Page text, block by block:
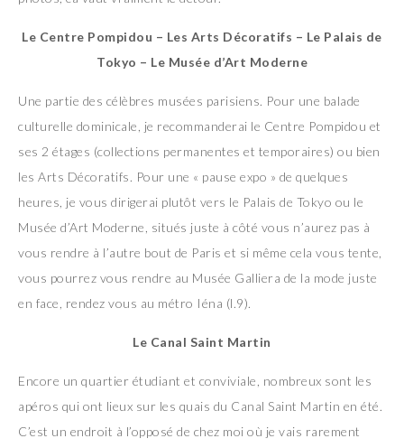
Le Centre Pompidou – Les Arts Décoratifs – Le Palais de
Tokyo – Le Musée d’Art Moderne
Une partie des célèbres musées parisiens. Pour une balade
culturelle dominicale, je recommanderai le Centre Pompidou et
ses 2 étages (collections permanentes et temporaires) ou bien
les Arts Décoratifs. Pour une « pause expo » de quelques
heures, je vous dirigerai plutôt vers le Palais de Tokyo ou le
Musée d’Art Moderne, situés juste à côté vous n’aurez pas à
vous rendre à l’autre bout de Paris et si même cela vous tente,
vous pourrez vous rendre au Musée Galliera de la mode juste
en face, rendez vous au métro Iéna (l.9).
Le Canal Saint Martin
Encore un quartier étudiant et conviviale, nombreux sont les
apéros qui ont lieux sur les quais du Canal Saint Martin en été.
C’est un endroit à l’opposé de chez moi où je vais rarement